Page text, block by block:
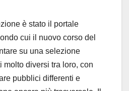
è stato il portale
cui il nuovo corso del
su una selezione
molto diversi tra loro, con
pubblici differenti e